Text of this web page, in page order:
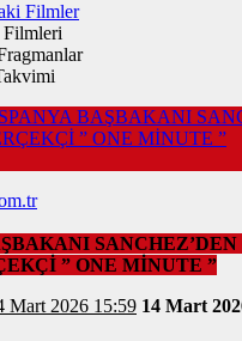
Filmler
Filmleri
BAŞBAKANI
” ONE MİNUTE ”
” ONE MİNUTE ”
Mart 2026 15:59 14 Mart